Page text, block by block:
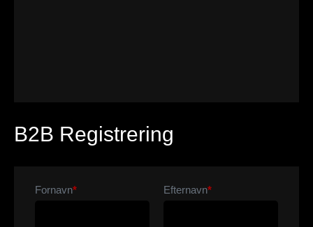
B2B Registrering
Fornavn* Efternavn*